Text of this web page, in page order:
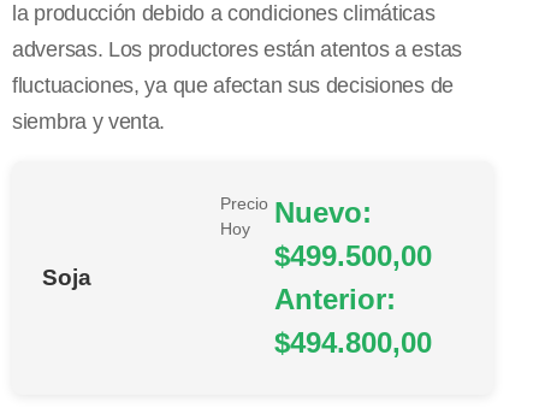
la producción debido a condiciones climáticas
adversas. Los productores están atentos a estas
fluctuaciones, ya que afectan sus decisiones de
siembra y venta.
Soja
Precio
Hoy
Nuevo:
$499.500,00
Anterior:
$494.800,00